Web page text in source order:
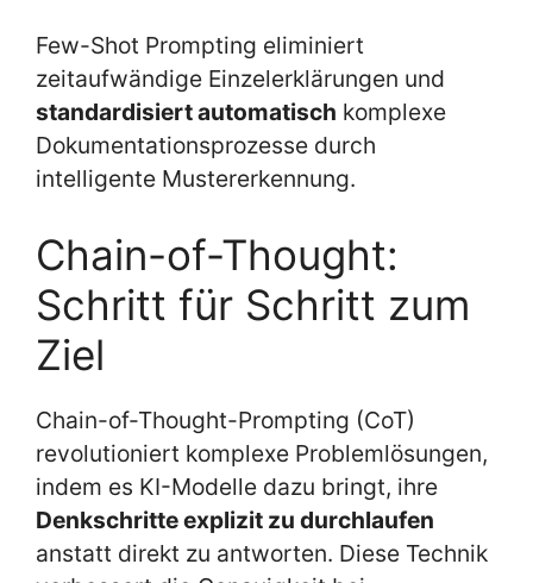
Few-Shot Prompting eliminiert
zeitaufwändige Einzelerklärungen und
standardisiert automatisch komplexe
Dokumentationsprozesse durch
intelligente Mustererkennung.
Chain-of-Thought:
Schritt für Schritt zum
Ziel
Chain-of-Thought-Prompting (CoT)
revolutioniert komplexe Problemlösungen,
indem es KI-Modelle dazu bringt, ihre
Denkschritte explizit zu durchlaufen
anstatt direkt zu antworten. Diese Technik